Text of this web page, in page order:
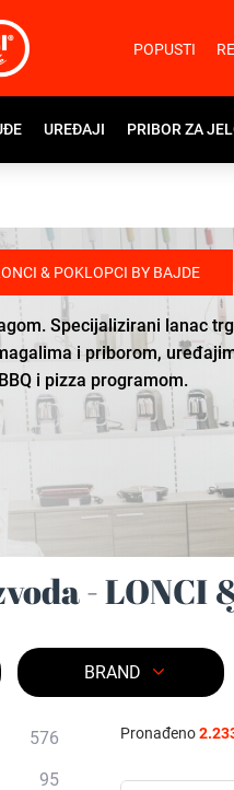
POPUSTI
UREĐAJI PRIBOR ZA
& POKLOPCI BY BAJDE
Specijalizirani lanac
i priborom,
i pizza programom.
- LONCI
BRAND
576
95
Pronađeno